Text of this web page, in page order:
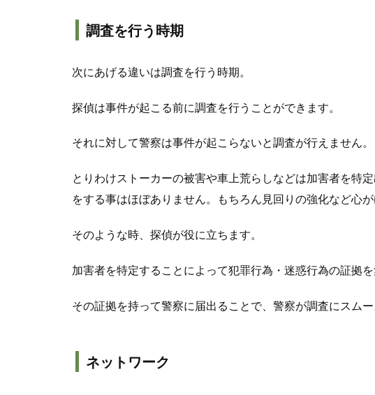
調査を行う時期
次にあげる違いは調査を行う時期。
探偵は事件が起こる前に調査を行うことができます。
それに対して警察は事件が起こらないと調査が行えません。
とりわけストーカーの被害や車上荒らしなどは加害者を特
をする事はほぼありません。もちろん見回りの強化など心
そのような時、探偵が役に立ちます。
加害者を特定することによって犯罪行為・迷惑行為の証拠を
その証拠を持って警察に届出ることで、警察が調査にスム
ネットワーク